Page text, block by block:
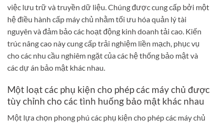
việc lưu trữ và truyền dữ liệu. Chúng được cung cấp bởi một
hệ điều hành cấp máy chủ nhằm tối ưu hóa quản lý tài
nguyên và đảm bảo các hoạt động kinh doanh tải cao. Kiến
trúc nâng cao này cung cấp trải nghiệm liền mạch, phục vụ
cho các nhu cầu nghiêm ngặt của các hệ thống bảo mật và
các dự án bảo mật khác nhau.
Một loạt các phụ kiện cho phép các máy chủ được
tùy chỉnh cho các tình huống bảo mật khác nhau
Một lựa chọn phong phú các phụ kiện cho phép các máy chủ